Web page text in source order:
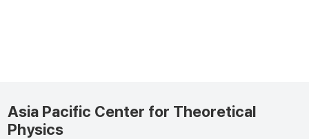
Asia Pacific Center for Theoretical
Physics